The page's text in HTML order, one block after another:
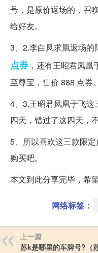
号，是原价返场的，召
给好友。
3、2.李白凤求凰返场
点券，还有王昭君凤凰
至尊宝，售价 888 点券。
4、3.王昭君凤凰于飞
四天，错过了这四天，
5、所以喜欢这三款限
购买吧。
本文到此分享完毕，希
网络标签：
上一篇
苏k是哪里的车牌号?（